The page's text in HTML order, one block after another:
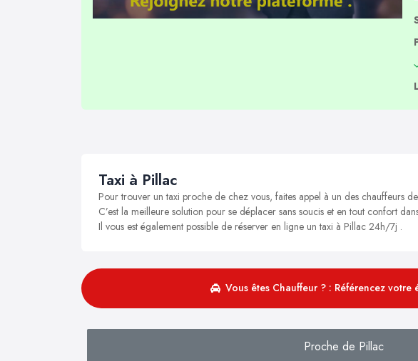
Taxi à Pillac
Pour trouver un taxi proche de chez vous, faites appel à un des chauffeurs
C’est la meilleure solution pour se déplacer sans soucis et en tout confort
Il vous est également possible de réserver en ligne un taxi à Pillac 24h/7j .
Vous êtes Chauffeur ? : Référencez votre
Proche de Pillac